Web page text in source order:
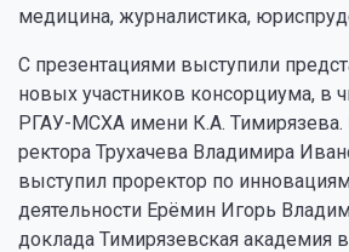
медицина, журналистика,
С презентациями выступили
новых участников консорциума, в
РГАУ-МСХА имени К.А.
ректора Трухачева Владимира
выступил проректор по
деятельности Ерёмин Игорь
доклада Тимирязевская академия